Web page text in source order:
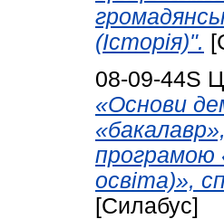
(Історія)".
08-09-44S
«Основи
програмою
освіта)»,
[Силабус]